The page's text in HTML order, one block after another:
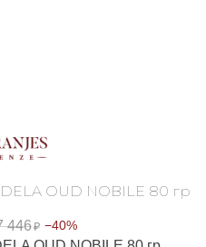
OUD NOBILE 80 гр
446₽ −40%